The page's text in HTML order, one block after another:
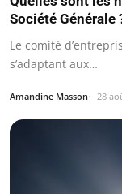
Société Générale
Le comité
s’adaptant aux…
Amandine Masson 28